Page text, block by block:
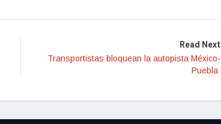
Read Next
Transportistas bloquean la autopista México-
Puebla